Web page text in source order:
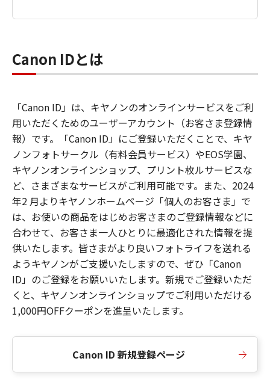
Canon IDとは
「Canon ID」は、キヤノンのオンラインサービスをご利
用いただくためのユーザーアカウント（お客さま登録情
報）です。「Canon ID」にご登録いただくことで、キヤ
ノンフォトサークル（有料会員サービス）やEOS学園、
キヤノンオンラインショップ、プリント枚ルサービスな
ど、さまざまなサービスがご利用可能です。また、2024
年2 月よりキヤノンホームページ「個人のお客さま」で
は、お使いの商品をはじめお客さまのご登録情報などに
合わせて、お客さま一人ひとりに最適化された情報を提
供いたします。皆さまがより良いフォトライフを送れる
ようキヤノンがご支援いたしますので、ぜひ「Canon
ID」のご登録をお願いいたします。新規でご登録いただ
くと、キヤノンオンラインショップでご利用いただける
1,000円OFFクーポンを進呈いたします。
Canon ID 新規登録ページ